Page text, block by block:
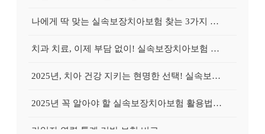
나에게 딱 맞는 실속보장치아보험 찾는 3가지 핵심 질문
치과 치료, 이제 부담 없이! 실속보장치아보험 가입 전략
2025년, 치아 건강 지키는 현명한 선택! 실속보장치아보험 가이드
2025년 꼭 알아야 할 실속보장치아보험 활용법: 숨겨진 혜택 찾기
가입자 연령 통계 기반 보험 비교